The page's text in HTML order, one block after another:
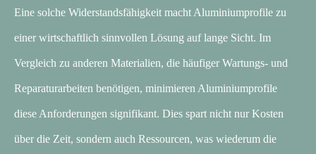
Eine solche Widerstandsfähigkeit macht Aluminiumprofile zu
einer wirtschaftlich sinnvollen Lösung auf lange Sicht. Im
Vergleich zu anderen Materialien, die häufiger Wartungs- und
Reparaturarbeiten benötigen, minimieren Aluminiumprofile
diese Anforderungen signifikant. Dies spart nicht nur Kosten
über die Zeit, sondern auch Ressourcen, was wiederum die